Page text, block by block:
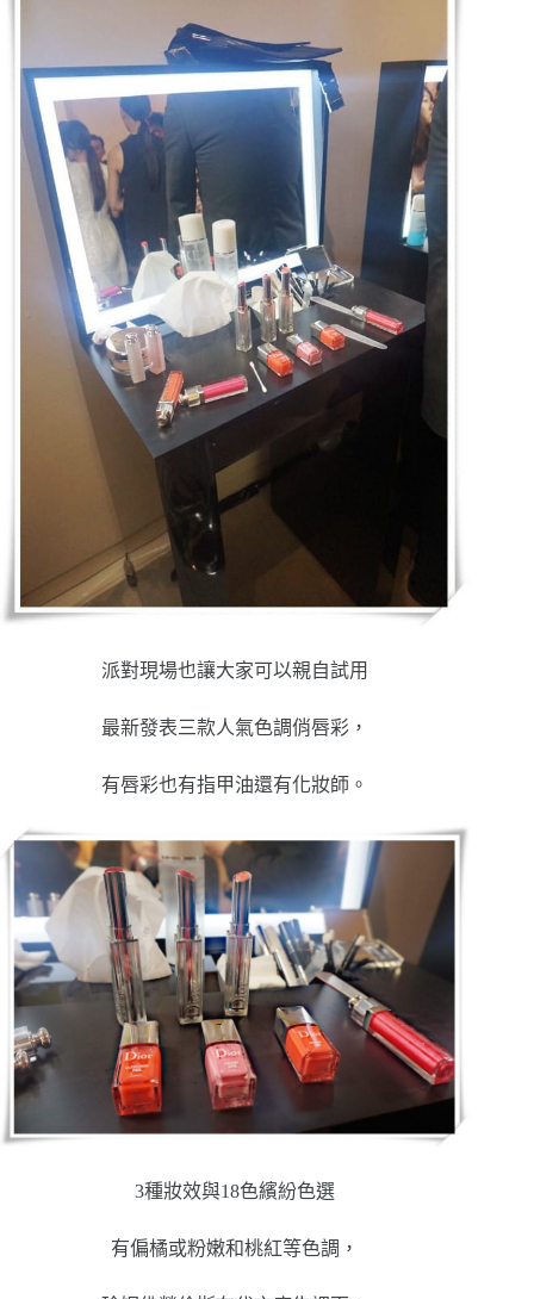
派對現場也讓大家可以親自試用
最新發表三款人氣色調俏唇彩，
有唇彩也有指甲油還有化妝師。
3種妝效與18色繽紛色選
有偏橘或粉嫩和桃紅等色調，